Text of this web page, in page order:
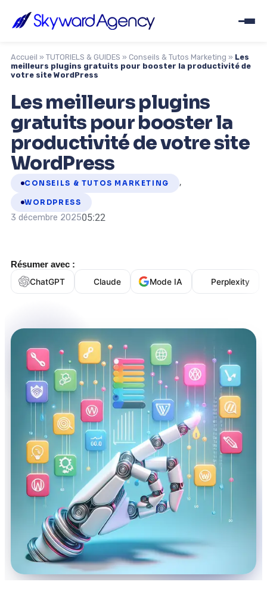
Accueil » TUTORIELS & GUIDES » Conseils & Tutos Marketing » Les
meilleurs plugins gratuits pour booster la productivité de
votre site WordPress
Les meilleurs plugins
gratuits pour booster la
productivité de votre site
WordPress
CONSEILS & TUTOS MARKETING ,
WORDPRESS
3 décembre 202505:22
Résumer avec :
ChatGPT Claude Mode IA Perplexity